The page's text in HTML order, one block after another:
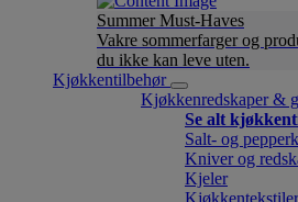
Summer Must-Haves
Vakre sommerfarger og
du ikke kan leve uten.
Kjøkkentilbehør
Kjøkkenredskaper &
Se alt
Salt- og
Kniver og
Kjeler
Kjøkkentekstiler